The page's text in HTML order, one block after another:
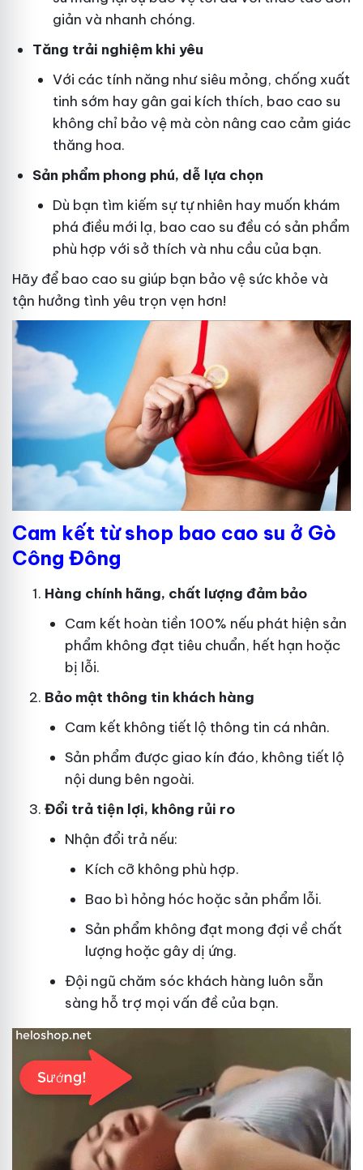
giản và nhanh chóng.
Tăng trải nghiệm khi yêu
Với các tính năng như siêu mỏng, chống xuất
tinh sớm hay gân gai kích thích, bao cao su
không chỉ bảo vệ mà còn nâng cao cảm giác
thăng hoa.
Sản phẩm phong phú, dễ lựa chọn
Dù bạn tìm kiếm sự tự nhiên hay muốn khám
phá điều mới lạ, bao cao su đều có sản phẩm
phù hợp với sở thích và nhu cầu của bạn.
Hãy để bao cao su giúp bạn bảo vệ sức khỏe và
tận hưởng tình yêu trọn vẹn hơn!
Cam kết từ shop bao cao su ở Gò
Công Đông
Hàng chính hãng, chất lượng đảm bảo
Cam kết hoàn tiền 100% nếu phát hiện sản
phẩm không đạt tiêu chuẩn, hết hạn hoặc
bị lỗi.
Bảo mật thông tin khách hàng
Cam kết không tiết lộ thông tin cá nhân.
Sản phẩm được giao kín đáo, không tiết lộ
nội dung bên ngoài.
Đổi trả tiện lợi, không rủi ro
Nhận đổi trả nếu:
Kích cỡ không phù hợp.
Bao bì hỏng hóc hoặc sản phẩm lỗi.
Sản phẩm không đạt mong đợi về chất
lượng hoặc gây dị ứng.
Đội ngũ chăm sóc khách hàng luôn sẵn
sàng hỗ trợ mọi vấn đề của bạn.